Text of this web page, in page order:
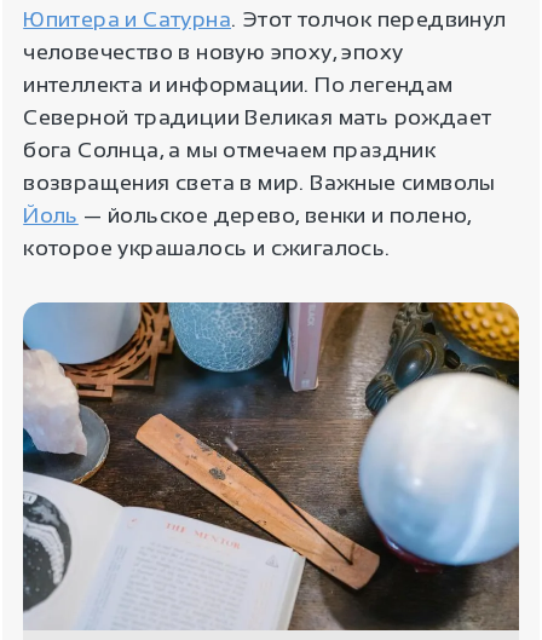
Юпитера и Сатурна. Этот толчок передвинул
человечество в новую эпоху, эпоху
интеллекта и информации. По легендам
Северной традиции Великая мать рождает
бога Солнца, а мы отмечаем праздник
возвращения света в мир. Важные символы
Йоль — йольское дерево, венки и полено,
которое украшалось и сжигалось.